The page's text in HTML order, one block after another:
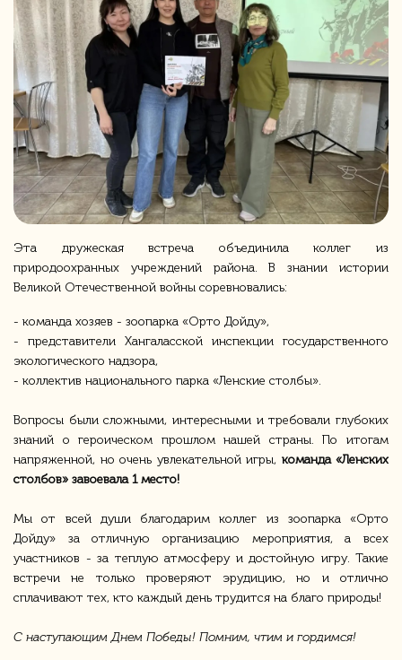
Эта дружеская встреча объединила коллег из
природоохранных учреждений района. В знании истории
Великой Отечественной войны соревновались:
- команда хозяев - зоопарка «Орто Дойду»,
- представители Хангаласской инспекции государственного
экологического надзора,
- коллектив национального парка «Ленские столбы».
Вопросы были сложными, интересными и требовали глубоких
знаний о героическом прошлом нашей страны. По итогам
напряженной, но очень увлекательной игры, команда «Ленских
столбов» завоевала 1 место!
Мы от всей души благодарим коллег из зоопарка «Орто
Дойду» за отличную организацию мероприятия, а всех
участников - за теплую атмосферу и достойную игру. Такие
встречи не только проверяют эрудицию, но и отлично
сплачивают тех, кто каждый день трудится на благо природы!
С наступающим Днем Победы! Помним, чтим и гордимся!